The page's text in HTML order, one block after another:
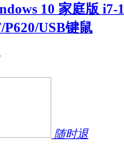
10 家庭版 i7-
P620/USB键鼠
随时退